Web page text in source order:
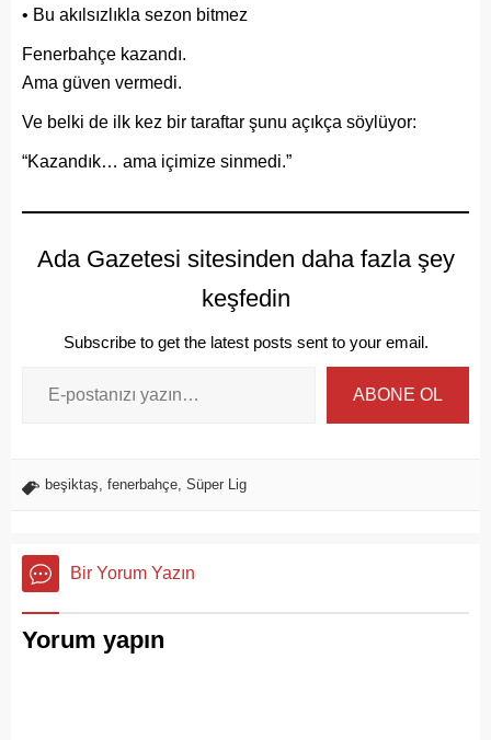
• Bu akılsızlıkla sezon bitmez
Fenerbahçe kazandı.
Ama güven vermedi.
Ve belki de ilk kez bir taraftar şunu açıkça söylüyor:
“Kazandık… ama içimize sinmedi.”
Ada Gazetesi sitesinden daha fazla şey
keşfedin
Subscribe to get the latest posts sent to your email.
ABONE OL
beşiktaş fenerbahçe Süper Lig
Bir Yorum Yazın
Yorum yapın